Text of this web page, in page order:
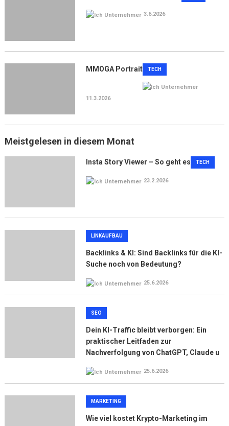
3.6.2026
TECH
MMOGA Portrait
11.3.2026
Meistgelesen in diesem Monat
TECH
Insta Story Viewer – So geht es
23.2.2026
LINKAUFBAU
Backlinks & KI: Sind Backlinks für die KI-
Suche noch von Bedeutung?
25.6.2026
SEO
Dein KI-Traffic bleibt verborgen: Ein
praktischer Leitfaden zur
Nachverfolgung von ChatGPT, Claude u
25.6.2026
MARKETING
Wie viel kostet Krypto-Marketing im